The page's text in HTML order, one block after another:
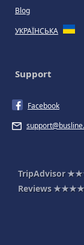
Blog
УКРАЇНСЬКА
Support
Facebook
TripAdvisor
Reviews